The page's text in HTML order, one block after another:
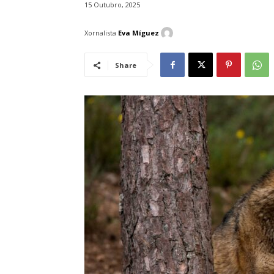
15 Outubro, 2025
Xornalista Eva Míguez
Share